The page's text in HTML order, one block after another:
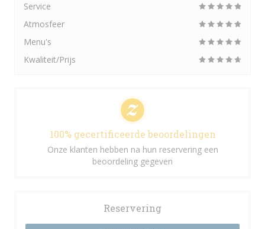
Service
Atmosfeer
Menu's
Kwaliteit/Prijs
100% gecertificeerde beoordelingen
Onze klanten hebben na hun reservering een
beoordeling gegeven
Reservering